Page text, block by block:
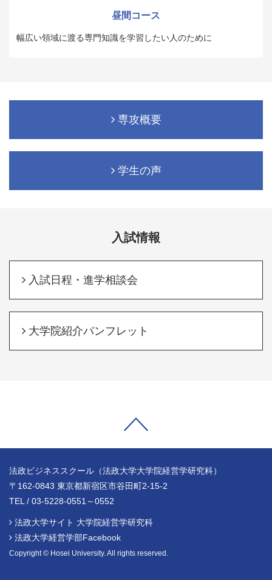
昼間コース
幅広い領域に渡る専門知識を学習したい人のために
専攻概要
学生の声
入試情報
入試日程・進学相談会
大学院紹介パンフレット
法政ビジネススクール（法政大学大学院経営学研究科）
〒162-0843 東京都新宿区市谷田町2-15-2
TEL / 03-5228-0551～0552
法政大学サイト 大学院経営学研究科
法政大学経営学部Facebook
Copyright © Hosei University. All rights reserved.